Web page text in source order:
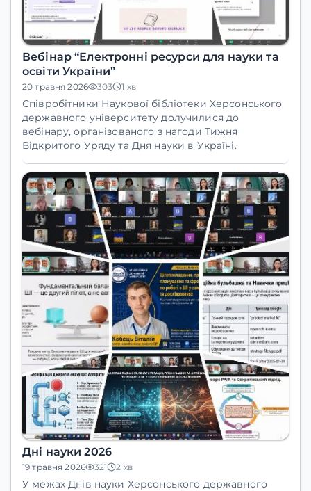
Вебінар “Електронні ресурси для науки та
освіти України”
20 травня 2026 303 1 хв
Співробітники Наукової бібліотеки Херсонського
державного університету долучилися до
вебінару, організованого з нагоди Тижня
Відкритого Уряду та Дня науки в Україні.
Дні науки 2026
19 травня 2026 321 2 хв
У межах Днів науки Херсонського державного